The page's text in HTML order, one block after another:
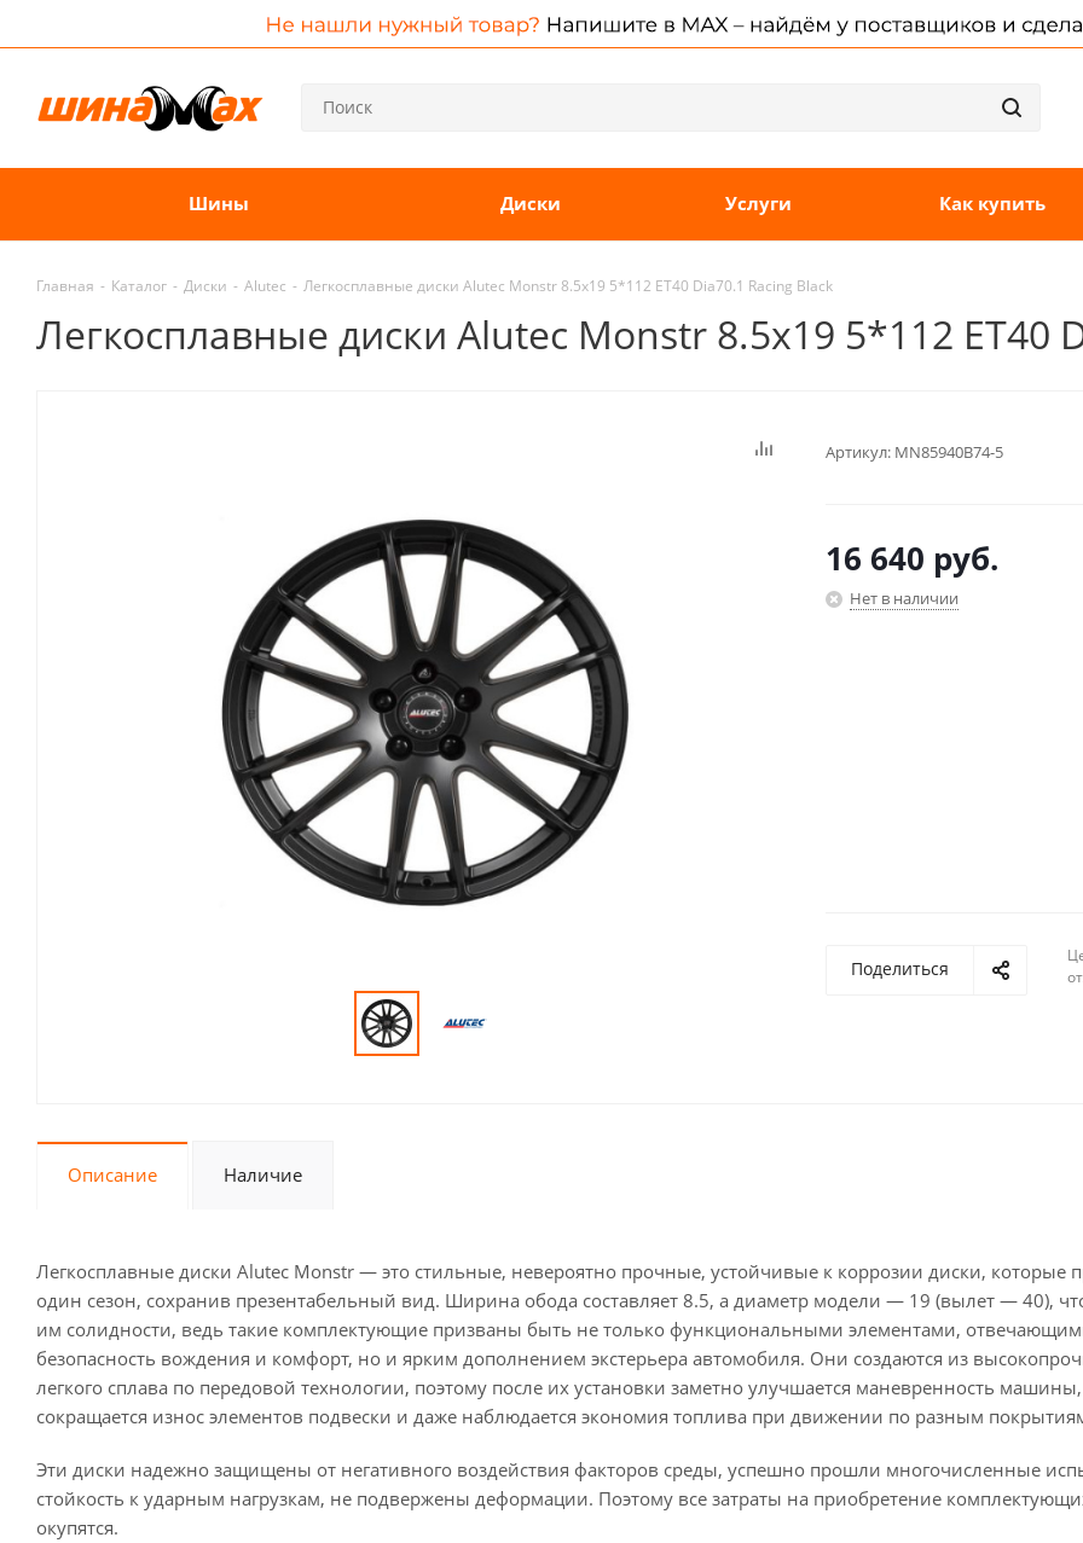
Шины Диски Услуги Как купить
Главная - Каталог - Диски - Alutec - Легкосплавные диски Alutec Monstr 8.5x19 5*112 ET40 Dia70.1 Racing Black
Легкосплавные диски Alutec Monstr 8.5x19 5*112 ET40
Артикул: MN85940B74-5
16 640 руб.
Нет в наличии
Поделиться
Описание Наличие
Легкосплавные диски Alutec Monstr — это стильные, невероятно прочные, устойчивые к коррозии диски, которые
один сезон, сохранив презентабельный вид. Ширина обода составляет 8.5, а диаметр модели — 19 (вылет — 40),
им солидности, ведь такие комплектующие призваны быть не только функциональными элементами,
безопасность вождения и комфорт, но и ярким дополнением экстерьера автомобиля. Они создаются из
легкого сплава по передовой технологии, поэтому после их установки заметно улучшается маневренность машины,
сокращается износ элементов подвески и даже наблюдается экономия топлива при движении по разным
Эти диски надежно защищены от негативного воздействия факторов среды, успешно прошли многочисленные
стойкость к ударным нагрузкам, не подвержены деформации. Поэтому все затраты на приобретение
окупятся.